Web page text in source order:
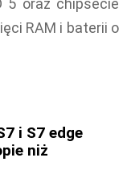
RAM i baterii o
i S7 edge
niż